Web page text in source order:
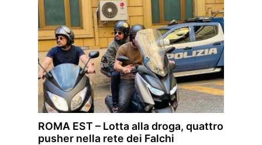
ROMA EST – Lotta alla droga, quattro
pusher nella rete dei Falchi